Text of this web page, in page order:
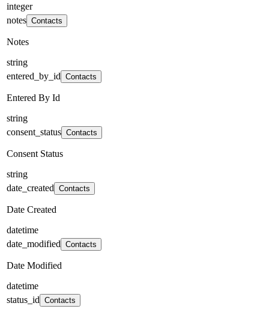
integer
notes Contacts
Notes
string
entered_by_id Contacts
Entered By Id
string
consent_status Contacts
Consent Status
string
date_created Contacts
Date Created
datetime
date_modified Contacts
Date Modified
datetime
status_id Contacts